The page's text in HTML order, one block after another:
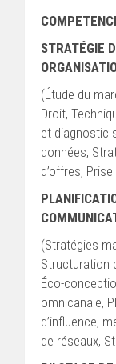
STRATÉGIE
(Étude du
Droit,
et diagnostic
données,
d’offres,
(Stratégies
Structuration
Éco-
omnicanale,
d’influence,
de réseaux,